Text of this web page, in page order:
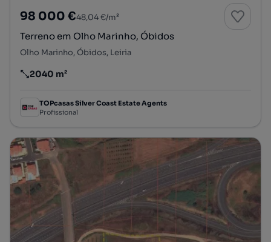
98 000 €48,04 €/m²
Terreno em Olho Marinho, Óbidos
Olho Marinho, Óbidos, Leiria
Preço por metro quadrado
2040 m²
TOPcasas Silver Coast Estate Agents
Profissional